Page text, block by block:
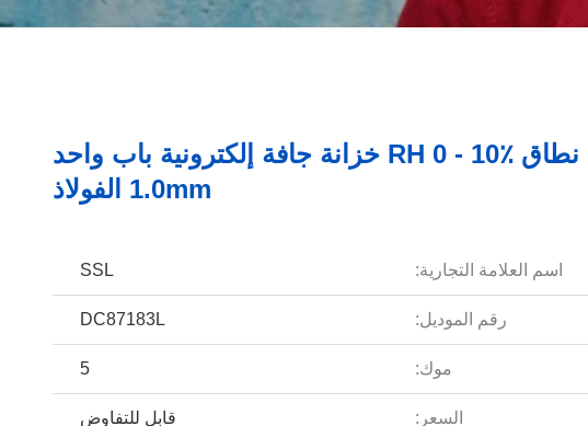
نطاق RH 0 - 10٪ خزانة جافة إلكترونية باب واحد
1.0mm الفولاذ
اسم العلامة التجارية: SSL
رقم الموديل: DC87183L
موك: 5
السعر: قابل للتفاوض